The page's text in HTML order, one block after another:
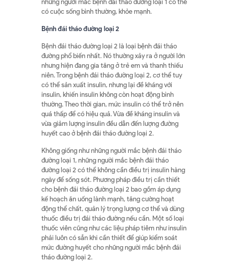
những người mắc bệnh đái tháo đường loại 1 có thể
có cuộc sống bình thường, khỏe mạnh.
Bệnh đái tháođường loại 2
Bệnh đái tháo đường loại 2 là loại bệnh đái tháo
đường phổ biến nhất. Nó thường xảy ra ở người lớn
nhưng hiện đang gia tăng ở trẻ em và thanh thiếu
niên. Trong bệnh đái tháo đường loại 2, cơ thể tuy
có thể sản xuất insulin, nhưng lại đề kháng với
insulin, khiến insulin không còn hoạt động bình
thường. Theo thời gian, mức insulin có thể trở nên
quá thấp để có hiệu quả. Vừa đề kháng insulin và
vừa giảm lượng insulin đều dẫn đến lượng đường
huyết cao ở bệnh đái tháo đường loại 2.
Không giống như những người mắc bệnh đái tháo
đường loại 1, những người mắc bệnh đái tháo
đường loại 2 có thể không cần điều trị insulin hàng
ngày để sống sót. Phương pháp điều trị cần thiết
cho bệnh đái tháo đường loại 2 bao gồm áp dụng
kế hoạch ăn uống lành mạnh, tăng cường hoạt
động thể chất, quản lý trọng lượng cơ thể và dùng
thuốc điều trị đái tháo đường nếu cần. Một số loại
thuốc viên cũng như các liệu pháp tiêm như insulin
phải luôn có sẵn khi cần thiết để giúp kiểm soát
mức đường huyết cho những người mắc bệnh đái
tháo đường loại 2.